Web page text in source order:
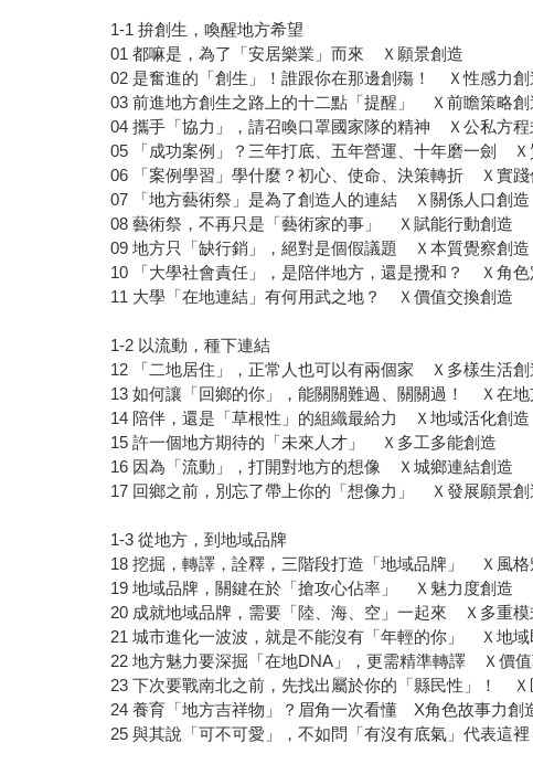
1-1 拚創生，喚醒地方希望
01 都嘛是，為了「安居樂業」而來 Ｘ願景創造
02 是奮進的「創生」！誰跟你在那邊創殤！ Ｘ性感力創
03 前進地方創生之路上的十二點「提醒」 Ｘ前瞻策略創
04 攜手「協力」，請召喚口罩國家隊的精神 Ｘ公私方程
05 「成功案例」？三年打底、五年營運、十年磨一劍 Ｘ
06 「案例學習」學什麼？初心、使命、決策轉折 Ｘ實踐
07 「地方藝術祭」是為了創造人的連結 Ｘ關係人口創造
08 藝術祭，不再只是「藝術家的事」 Ｘ賦能行動創造
09 地方只「缺行銷」，絕對是個假議題 Ｘ本質覺察創造
10 「大學社會責任」，是陪伴地方，還是攪和？ Ｘ角色
11 大學「在地連結」有何用武之地？ Ｘ價值交換創造
1-2 以流動，種下連結
12 「二地居住」，正常人也可以有兩個家 Ｘ多樣生活創
13 如何讓「回鄉的你」，能關關難過、關關過！ Ｘ在地
14 陪伴，還是「草根性」的組織最給力 Ｘ地域活化創造
15 許一個地方期待的「未來人才」 Ｘ多工多能創造
16 因為「流動」，打開對地方的想像 Ｘ城鄉連結創造
17 回鄉之前，別忘了帶上你的「想像力」 Ｘ發展願景創
1-3 從地方，到地域品牌
18 挖掘，轉譯，詮釋，三階段打造「地域品牌」 Ｘ風格
19 地域品牌，關鍵在於「搶攻心佔率」 Ｘ魅力度創造
20 成就地域品牌，需要「陸、海、空」一起來 Ｘ多重模
21 城市進化一波波，就是不能沒有「年輕的你」 Ｘ地域
22 地方魅力要深掘「在地DNA」，更需精準轉譯 Ｘ價
23 下次要戰南北之前，先找出屬於你的「縣民性」！ Ｘ
24 養育「地方吉祥物」？眉角一次看懂 X角色故事力創
25 與其說「可不可愛」，不如問「有沒有底氣」代表這